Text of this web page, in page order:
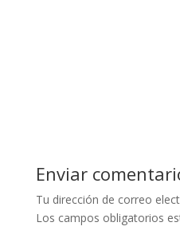
Enviar
Tu dirección de correo
Los campos obligatorios